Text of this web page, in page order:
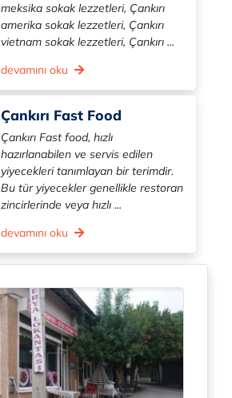
meksika sokak lezzetleri, Çankırı
amerika sokak lezzetleri, Çankırı
vietnam sokak lezzetleri, Çankırı ...
devamını oku
Çankırı Fast Food
Çankırı Fast food, hızlı
hazırlanabilen ve servis edilen
yiyecekleri tanımlayan bir terimdir.
Bu tür yiyecekler genellikle restoran
zincirlerinde veya hızlı ...
devamını oku